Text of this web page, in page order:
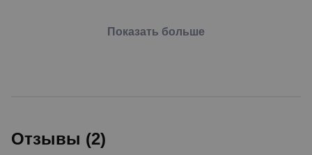
Показать больше
Отзывы (2)